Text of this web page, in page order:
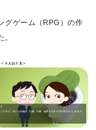
グゲーム（RPG）の作